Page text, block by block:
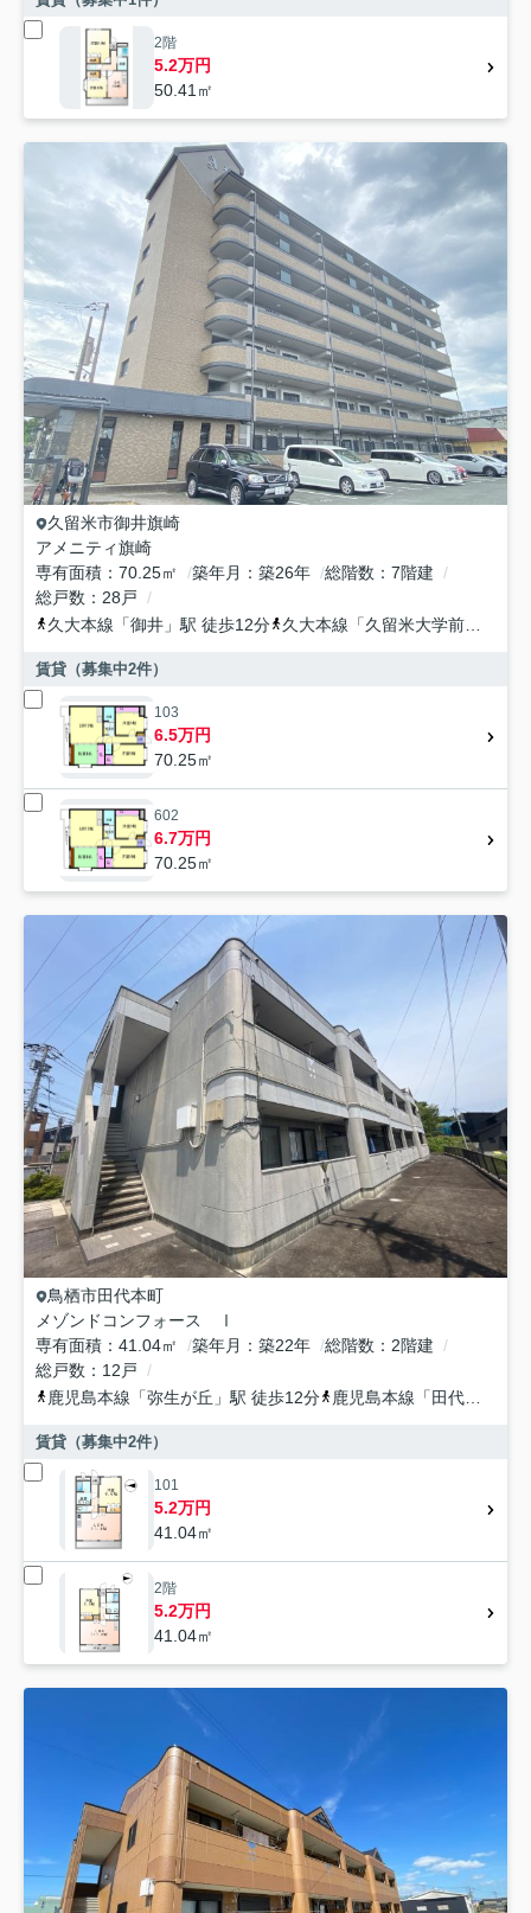
2階
5.2万円
50.41㎡
久留米市御井旗崎
アメニティ旗崎
専有面積
70.25㎡ 築年月 築26年 総階数
7階建
総戸数
28戸
久大本線 「御井 」駅 徒歩12分 久大本線 「久留米大学前
賃貸（募集中2件）
103
6.5万円
70.25㎡
602
6.7万円
70.25㎡
鳥栖市田代本町
メゾンドコンフォース Ⅰ
専有面積
41.04㎡ 築年月 築22年 総階数
2階建
総戸数
12戸
鹿児島本線 「弥生が丘 」駅 徒歩12分 鹿児島本線 「 田代
賃貸（募集中2件）
101
5.2万円
41.04㎡
2階
5.2万円
41.04㎡